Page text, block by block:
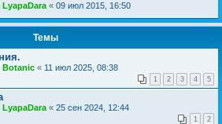
LyapaDara « 09 июл 2015, 16:50
Темы
Botanic « 11 июл 2025, 08:38
1 2 3 4 5
LyapaDara « 25 сен 2024, 12:44
1 2